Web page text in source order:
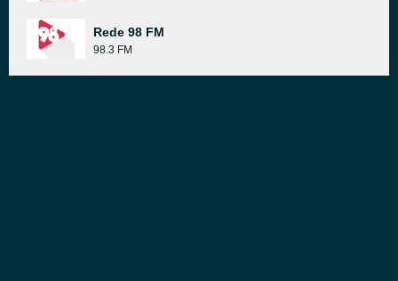
Rede 98 FM
98.3 FM